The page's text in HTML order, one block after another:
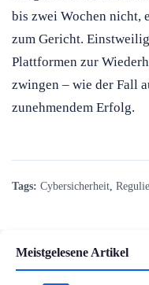
bis zwei Wochen nicht,
zum Gericht.
Plattformen zur
zwingen – wie der Fall
zunehmendem Erfolg.
Tags: Cybersicherheit
Meistgelesene Artikel